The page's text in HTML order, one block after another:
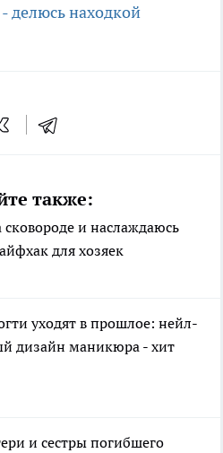
делюсь находкой
также:
и наслаждаюсь
для хозяек
уходят в прошлое: нейл-
дизайн маникюра - хит
и сестры погибшего